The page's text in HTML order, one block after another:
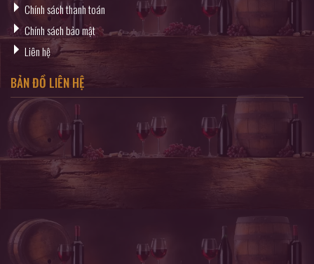
Chính sách thanh toán
Chính sách bảo mật
Liên hệ
BẢN ĐỒ LIÊN HỆ